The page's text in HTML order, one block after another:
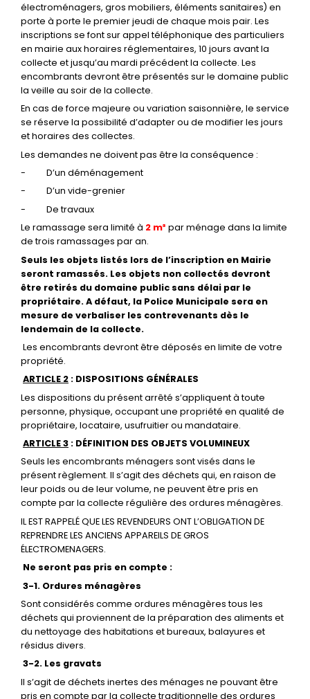
électroménagers, gros mobiliers, éléments sanitaires) en
porte à porte le premier jeudi de chaque mois pair. Les
inscriptions se font sur appel téléphonique des particuliers
en mairie aux horaires réglementaires, 10 jours avant la
collecte et jusqu’au mardi précédent la collecte. Les
encombrants devront être présentés sur le domaine public
la veille au soir de la collecte.
En cas de force majeure ou variation saisonnière, le service
se réserve la possibilité d’adapter ou de modifier les jours
et horaires des collectes.
Les demandes ne doivent pas être la conséquence :
- D’un déménagement
- D’un vide-grenier
- De travaux
Le ramassage sera limité à 2 m³ par ménage dans la limite
de trois ramassages par an.
Seuls les objets listés lors de l’inscription en Mairie
seront ramassés. Les objets non collectés devront
être retirés du domaine public sans délai par le
propriétaire. A défaut, la Police Municipale sera en
mesure de verbaliser les contrevenants dès le
lendemain de la collecte.
Les encombrants devront être déposés en limite de votre
propriété.
ARTICLE 2 : DISPOSITIONS GÉNÉRALES
Les dispositions du présent arrêté s’appliquent à toute
personne, physique, occupant une propriété en qualité de
propriétaire, locataire, usufruitier ou mandataire.
ARTICLE 3 : DÉFINITION DES OBJETS VOLUMINEUX
Seuls les encombrants ménagers sont visés dans le
présent règlement. Il s’agit des déchets qui, en raison de
leur poids ou de leur volume, ne peuvent être pris en
compte par la collecte régulière des ordures ménagères.
IL EST RAPPELÉ QUE LES REVENDEURS ONT L’OBLIGATION DE
REPRENDRE LES ANCIENS APPAREILS DE GROS
ÉLECTROMENAGERS.
Ne seront pas pris en compte :
3-1. Ordures ménagères
Sont considérés comme ordures ménagères tous les
déchets qui proviennent de la préparation des aliments et
du nettoyage des habitations et bureaux, balayures et
résidus divers.
3-2. Les gravats
Il s’agit de déchets inertes des ménages ne pouvant être
pris en compte par la collecte traditionnelle des ordures